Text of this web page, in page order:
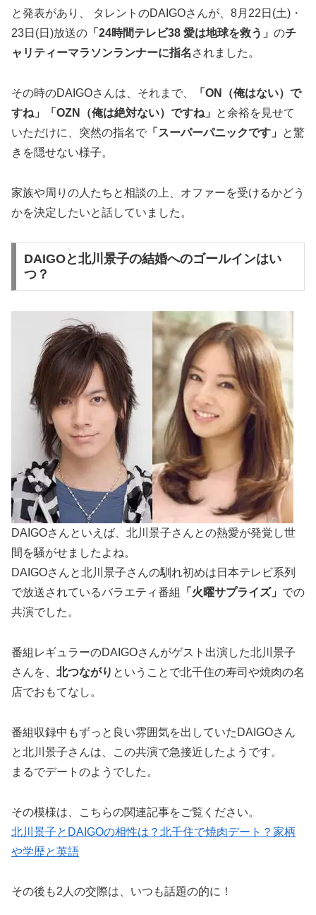
と発表があり、 タレントのDAIGOさんが、8月22日(土)・
23日(日)放送の 「24時間テレビ38 愛は地球を救う」 のチ
ャリティーマラソンランナーに指名 されました。
その時のDAIGOさんは、それまで、
「ON（俺はない）で
すね」「OZN（俺は絶対ない）ですね」
と余裕を見せて
いただけに、突然の指名で 「スーパーパニックです」
と驚
きを隠せない様子。
家族や周りの人たちと相談の上、オファーを受けるかどう
かを決定したいと話していました。
DAIGOと北川景子の結婚へのゴールインはい
つ？
DAIGOさんといえば、 北川景子さんとの熱愛が発覚し世
間を騒がせましたよね。
DAIGOさんと北川景子さんの馴れ初めは日本テレビ系列
で放送されているバラエティ番組
「火曜サプライズ」 での
共演でした。
番組レギュラーのDAIGOさんがゲスト出演した北川景子
さんを、 北つながり ということで北千住の寿司や焼肉の名
店でおもてなし。
番組収録中もずっと良い雰囲気を出していたDAIGOさん
と北川景子さんは、この共演で急接近したようです。
まるでデートのようでした。
その模様は、こちらの関連記事をご覧ください。
北川景子とDAIGOの相性は？北千住で焼肉デート？家柄
や学歴と英語
その後も2人の交際は、いつも話題の的に！